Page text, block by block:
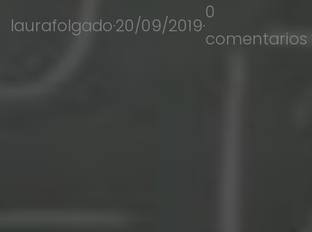
laurafolgado·20/09/2019·
0
comentarios